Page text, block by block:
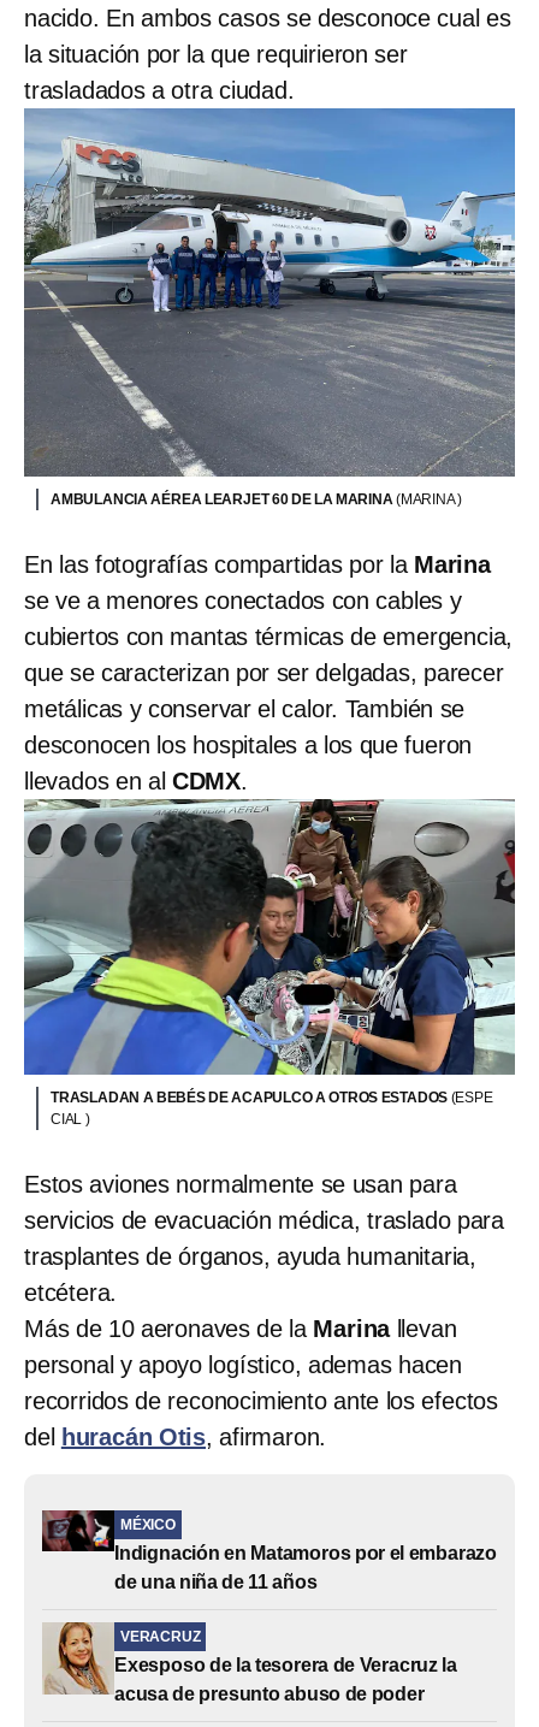
nacido. En ambos casos se desconoce cual es
la situación por la que requirieron ser
trasladados a otra ciudad.
AMBULANCIA AÉREA LEARJET 60 DE LA MARINA (MARINA )
En las fotografías compartidas por la Marina
se ve a menores conectados con cables y
cubiertos con mantas térmicas de emergencia,
que se caracterizan por ser delgadas, parecer
metálicas y conservar el calor. También se
desconocen los hospitales a los que fueron
llevados en al CDMX.
TRASLADAN A BEBÉS DE ACAPULCO A OTROS ESTADOS (ESPE
CIAL )
Estos aviones normalmente se usan para
servicios de evacuación médica, traslado para
trasplantes de órganos, ayuda humanitaria,
etcétera.
Más de 10 aeronaves de la Marinallevan
personal y apoyo logístico, ademas hacen
recorridos de reconocimiento ante los efectos
del huracán Otis, afirmaron.
MÉXICO
Indignación en Matamoros por el embarazo
de una niña de 11 años
VERACRUZ
Exesposo de la tesorera de Veracruz la
acusa de presunto abuso de poder